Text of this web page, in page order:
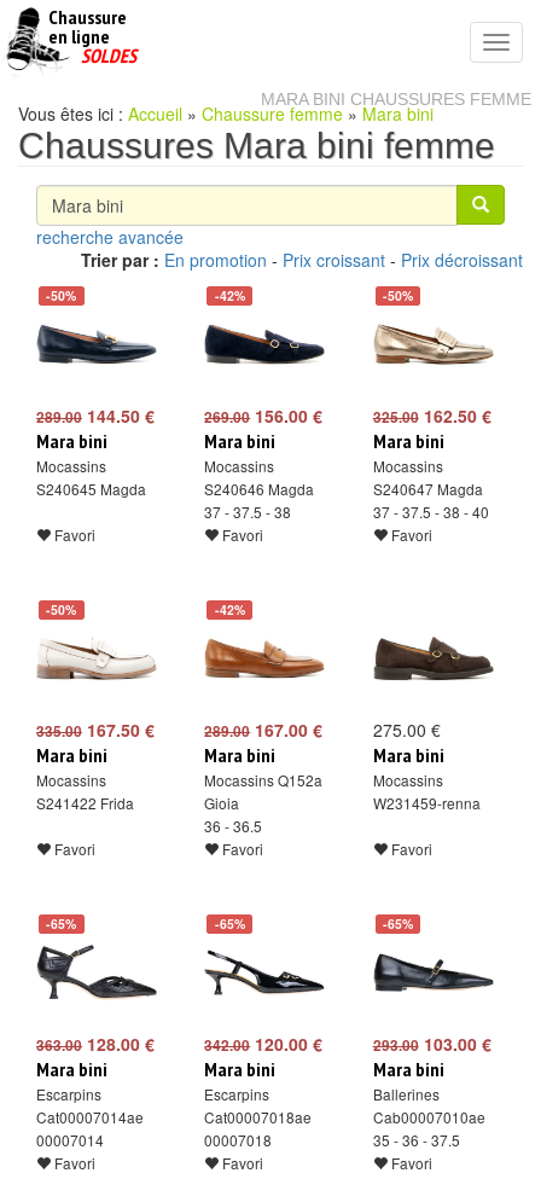
Chaussure
en ligne
pas
SOLDES
MARA BINI CHAUSSURES FEMME
Vous êtes ici : Accueil » Chaussure femme » Mara bini
Chaussures Mara bini femme
recherche avancée
Trier par : En promotion - Prix croissant - Prix décroissant
-50%
289.00 144.50 €
Mara bini
Mocassins
S240645 Magda
Favori
-42%
269.00156.00 €
Mara bini
Mocassins
S240646 Magda
37 - 37.5 - 38
Favori
-50%
325.00162.50 €
Mara bini
Mocassins
S240647 Magda
37 - 37.5 - 38 - 40
Favori
-50%
335.00 167.50 €
Mara bini
Mocassins
S241422 Frida
Favori
-42%
289.00167.00 €
Mara bini
Mocassins Q152a
Gioia
36 - 36.5
Favori
275.00 €
Mara bini
Mocassins
W231459-renna
Favori
-65%
363.00 128.00 €
Mara bini
Escarpins
Cat00007014ae
00007014
Favori
-65%
342.00120.00 €
Mara bini
Escarpins
Cat00007018ae
00007018
Favori
-65%
293.00103.00 €
Mara bini
Ballerines
Cab00007010ae
35 - 36 - 37.5
Favori